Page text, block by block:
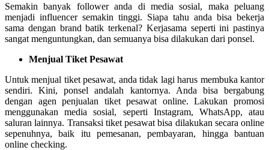
Semakin banyak follower anda di media sosial, maka peluang
menjadi influencer semakin tinggi. Siapa tahu anda bisa bekerja
sama dengan brand batik terkenal? Kerjasama seperti ini pastinya
sangat menguntungkan, dan semuanya bisa dilakukan dari ponsel.
Menjual Tiket Pesawat
Untuk menjual tiket pesawat, anda tidak lagi harus membuka kantor
sendiri. Kini, ponsel andalah kantornya. Anda bisa bergabung
dengan agen penjualan tiket pesawat online. Lakukan promosi
menggunakan media sosial, seperti Instagram, WhatsApp, atau
saluran lainnya. Transaksi tiket pesawat bisa dilakukan secara online
sepenuhnya, baik itu pemesanan, pembayaran, hingga bantuan
online checking.